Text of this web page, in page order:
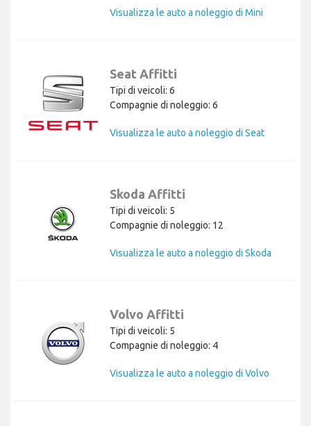
Visualizza le auto a noleggio di Mini
Seat Affitti
Tipi di veicoli: 6
Compagnie di noleggio: 6
Visualizza le auto a noleggio di Seat
Skoda Affitti
Tipi di veicoli: 5
Compagnie di noleggio: 12
Visualizza le auto a noleggio di Skoda
Volvo Affitti
Tipi di veicoli: 5
Compagnie di noleggio: 4
Visualizza le auto a noleggio di Volvo